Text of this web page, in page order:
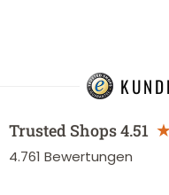
Trusted Shops4.51
4.761 Bewertungen